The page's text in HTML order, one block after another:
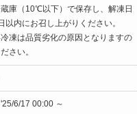
庫（10℃以下）で保存し、解凍日
以内にお召し上がりください。
凍は品質劣化の原因となりますの
さい。
6/17 00:00 ～